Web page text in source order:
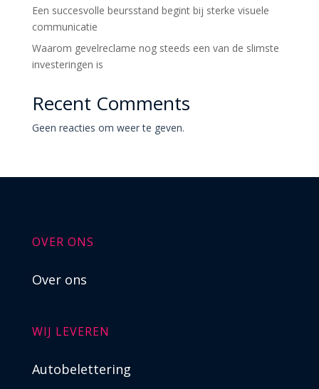
Een succesvolle beursstand begint bij sterke visuele
communicatie
Waarom gevelreclame nog steeds een van de slimste
investeringen is
Recent Comments
Geen reacties om weer te geven.
OVER ONS
Over ons
WIJ LEVEREN
Autobelettering